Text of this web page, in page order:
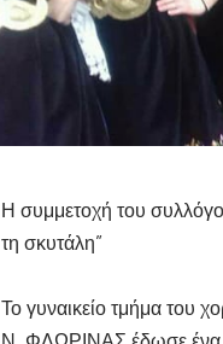
Η συμμετοχή του
τη σκυτάλη”
Το γυναικείο τμήμα